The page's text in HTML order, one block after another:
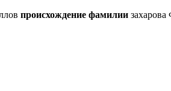
происхождение фамилии